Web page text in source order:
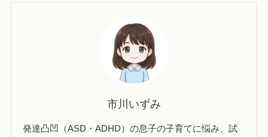
市川いずみ
発達凸凹（ASD・ADHD）の息子の子育てに悩み、試